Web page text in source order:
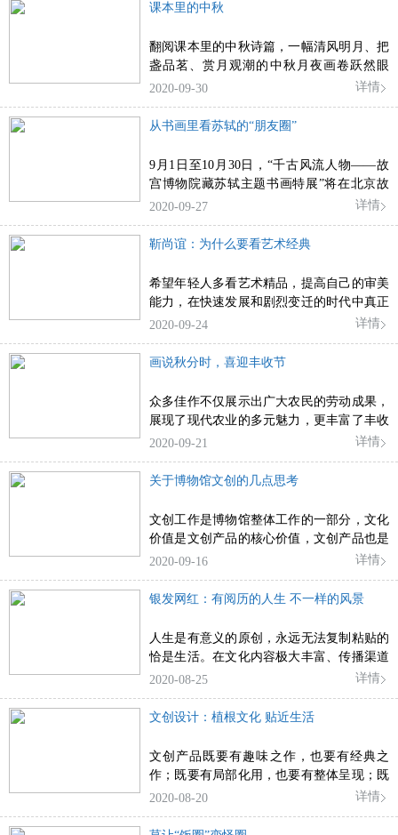
课本里的中秋
翻阅课本里的中秋诗篇，一幅清风明月、把
盏品茗、赏月观潮的中秋月夜画卷跃然眼
前。
2020-09-30 详情
从书画里看苏轼的“朋友圈”
9月1日至10月30日，“千古风流人物——故
宫博物院藏苏轼主题书画特展”将在北京故
宫博物院文华殿展出。展览通过苏轼及其师
代。
2020-09-27 详情
靳尚谊：为什么要看艺术经典
希望年轻人多看艺术精品，提高自己的审美
能力，在快速发展和剧烈变迁的时代中真正
沉下心来，才能做好学问。
2020-09-24 详情
画说秋分时，喜迎丰收节
众多佳作不仅展示出广大农民的劳动成果，
展现了现代农业的多元魅力，更丰富了丰收
节的内涵与外延。
2020-09-21 详情
关于博物馆文创的几点思考
文创工作是博物馆整体工作的一部分，文化
价值是文创产品的核心价值，文创产品也是
商品，文创研发要符合市场规律，博物馆IP
响力。
2020-09-16 详情
银发网红：有阅历的人生 不一样的风景
人生是有意义的原创，永远无法复制粘贴的
恰是生活。在文化内容极大丰富、传播渠道
日益多元的当下，更需要包括“用户”在内的
生，讲述独特且充满正能量的故事
2020-08-25 详情
文创设计：植根文化 贴近生活
文创产品既要有趣味之作，也要有经典之
作；既要有局部化用，也要有整体呈现；既
要有现代技术助力，也要有传统工艺支撑
2020-08-20 详情